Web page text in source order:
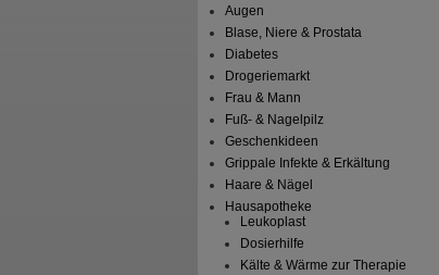
Augen
Blase, Niere & Prostata
Diabetes
Drogeriemarkt
Frau & Mann
Fuß- & Nagelpilz
Geschenkideen
Grippale Infekte & Erkältung
Haare & Nägel
Hausapotheke
Leukoplast
Dosierhilfe
Kälte & Wärme zur Therapie